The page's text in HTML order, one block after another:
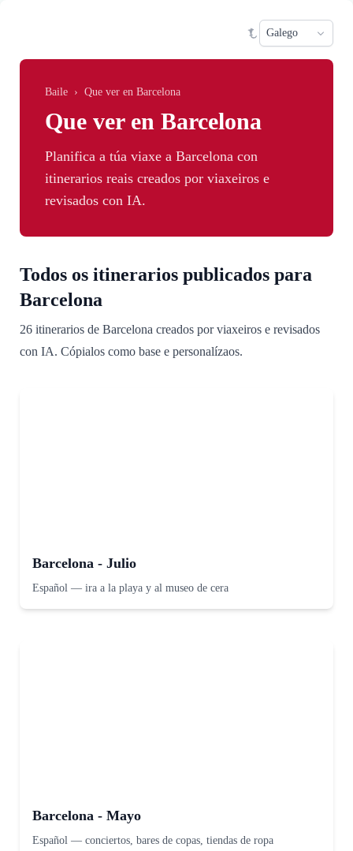
Baile › Que ver en Barcelona
Que ver en Barcelona
Planifica a túa viaxe a Barcelona con
itinerarios reais creados por viaxeiros e
revisados con IA.
Todos os itinerarios publicados para
Barcelona
26 itinerarios de Barcelona creados por viaxeiros e revisados
con IA. Cópialos como base e personalízaos.
Barcelona - Julio
Español — ira a la playa y al museo de cera
Barcelona - Mayo
Español — conciertos, bares de copas, tiendas de ropa